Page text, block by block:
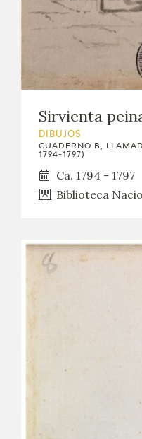
Sirvienta
DIBUJOS
CUADERNO B,
1794-1797)
Ca. 1794 - 1797
Biblioteca